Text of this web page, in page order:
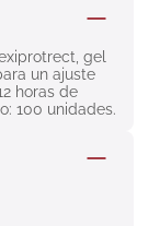
gel
un ajuste
horas de
100 unidades.